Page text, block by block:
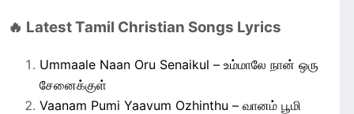
🔥 Latest Tamil Christian Songs Lyrics
Ummaale Naan Oru Senaikul – உம்மாலே நான் ஒரு
சேனைக்குள்
Vaanam Pumi Yaavum Ozhinthu – வானம் பூமி